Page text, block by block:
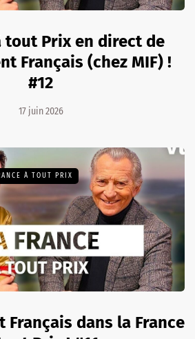
tout Prix en direct de
Français (chez MIF) !
#12
17 juin 2026
À TOUT PRIX
Français dans la France